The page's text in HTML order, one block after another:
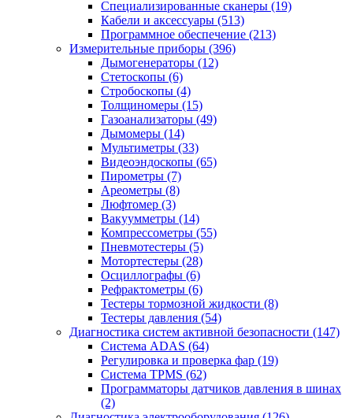
Специализированные сканеры (19)
Кабели и аксессуары (513)
Программное обеспечение (213)
Измерительные приборы (396)
Дымогенераторы (12)
Стетоскопы (6)
Стробоскопы (4)
Толщиномеры (15)
Газоанализаторы (49)
Дымомеры (14)
Мультиметры (33)
Видеоэндоскопы (65)
Пирометры (7)
Ареометры (8)
Люфтомер (3)
Вакуумметры (14)
Компрессометры (55)
Пневмотестеры (5)
Мотортестеры (28)
Осциллографы (6)
Рефрактометры (6)
Тестеры тормозной жидкости (8)
Тестеры давления (54)
Диагностика систем активной безопасности (147)
Система ADAS (64)
Регулировка и проверка фар (19)
Система TPMS (62)
Программаторы датчиков давления в шинах
(2)